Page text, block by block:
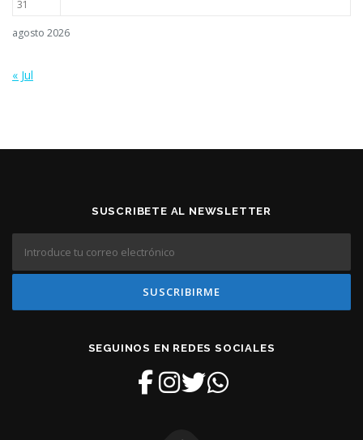
agosto 2026
31
« Jul
SUSCRIBETE AL NEWSLETTER
SEGUINOS EN REDES SOCIALES